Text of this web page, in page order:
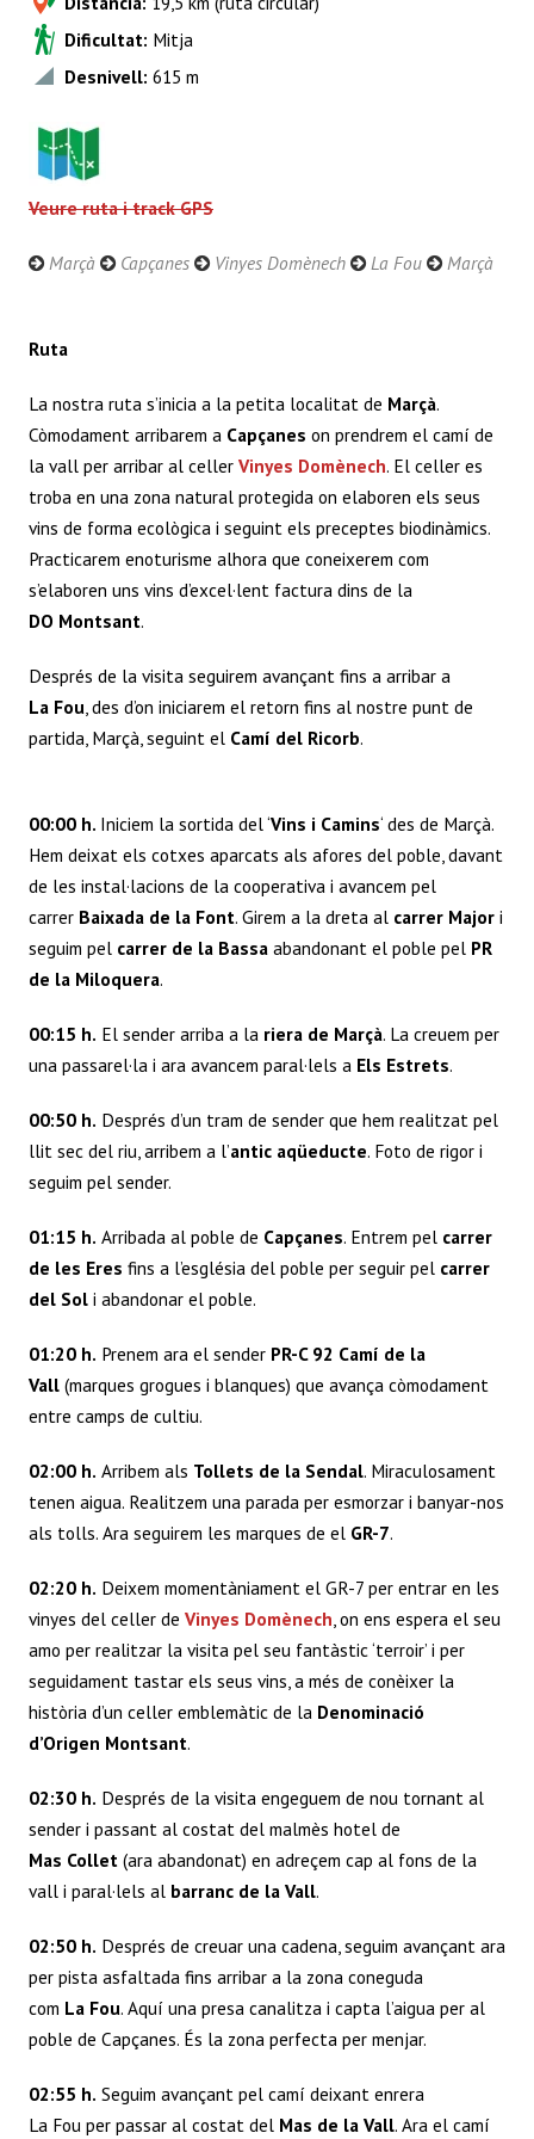
A
p
p
o
o
k
er es l dI
Dificultat: Mitja
Desnivell: 615 m
Veure ruta i track GPS
Marçà Capçanes Vinyes Domènech La Fou Marçà
Ruta
La nostra ruta s’inicia a la petita localitat de Marçà.
Còmodament arribarem a Capçanes on prendrem el camí de
la vall per arribar al celler Vinyes Domènech. El celler es
troba en una zona natural protegida on elaboren els seus
vins de forma ecològica i seguint els preceptes biodinàmics.
Practicarem enoturisme alhora que coneixerem com
s’elaboren uns vins d’excel·lent factura dins de la
DO Montsant.
Després de la visita seguirem avançant fins a arribar a
La Fou, des d’on iniciarem el retorn fins al nostre punt de
partida, Marçà, seguint el Camí del Ricorb.
00:00 h. Iniciem la sortida del ‘Vins i Camins‘ des de Marçà.
Hem deixat els cotxes aparcats als afores del poble, davant
de les instal·lacions de la cooperativa i avancem pel
carrer Baixada de la Font. Girem a la dreta al carrer Major i
seguim pel carrer de la Bassa abandonant el poble pel PR
de la Miloquera.
00:15 h. El sender arriba a la riera de Marçà. La creuem per
una passarel·la i ara avancem paral·lels a Els Estrets.
00:50 h. Després d’un tram de sender que hem realitzat pel
llit sec del riu, arribem a l’antic aqüeducte. Foto de rigor i
seguim pel sender.
01:15 h. Arribada al poble de Capçanes. Entrem pel carrer
de les Eres fins a l’església del poble per seguir pel carrer
del Sol i abandonar el poble.
01:20 h. Prenem ara el sender PR-C 92 Camí de la
Vall (marques grogues i blanques) que avança còmodament
entre camps de cultiu.
02:00 h. Arribem als Tollets de la Sendal. Miraculosament
tenen aigua. Realitzem una parada per esmorzar i banyar-nos
als tolls. Ara seguirem les marques de el GR-7.
02:20 h. Deixem momentàniament el GR-7 per entrar en les
vinyes del celler de Vinyes Domènech, on ens espera el seu
amo per realitzar la visita pel seu fantàstic ‘terroir’ i per
seguidament tastar els seus vins, a més de conèixer la
història d’un celler emblemàtic de la Denominació
d’Origen Montsant.
02:30 h. Després de la visita engeguem de nou tornant al
sender i passant al costat del malmès hotel de
Mas Collet (ara abandonat) en adreçem cap al fons de la
vall i paral·lels al barranc de la Vall.
02:50 h. Després de creuar una cadena, seguim avançant ara
per pista asfaltada fins arribar a la zona coneguda
com La Fou. Aquí una presa canalitza i capta l’aigua per al
poble de Capçanes. És la zona perfecta per menjar.
02:55 h. Seguim avançant pel camí deixant enrera
La Fou per passar al costat del Mas de la Vall. Ara el camí